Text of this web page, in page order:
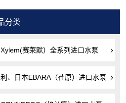
分类
赛莱默）全系列进口水泵
、日本EBARA（荏原）进口水泵